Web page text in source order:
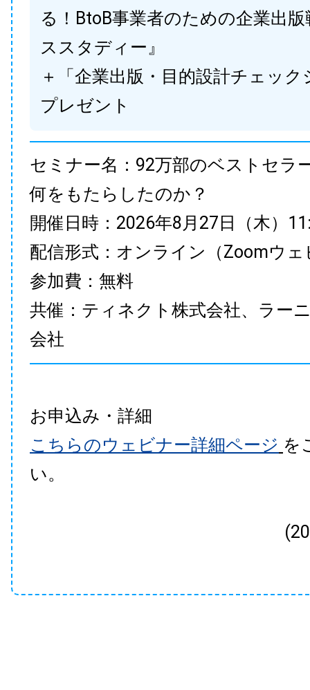
る！BtoB事業者のための企業出
ススタディー』
＋「企業出版・目的設計チェック
プレゼント
セミナー名：92万部のベストセラ
何をもたらしたのか？
開催日時：2026年8月27日（木）
配信形式：オンライン（Zoomウェ
参加費：無料
共催：ティネクト株式会社、ラー
会社
お申込み・詳細
こちらのウェビナー詳細ページ を
い。